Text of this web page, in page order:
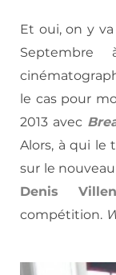
Et oui, on y
le cas pour
2013 avec
Alors, à qui le
sur le nouveau
Denis
compétition.